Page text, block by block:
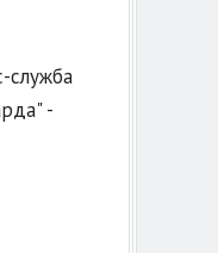
служба
-